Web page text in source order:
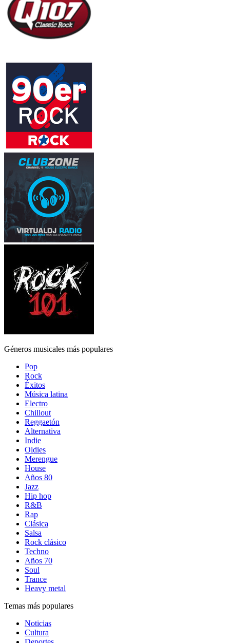
Géneros musicales más populares
Pop
Rock
Éxitos
Música latina
Electro
Chillout
Reggaetón
Alternativa
Indie
Oldies
Merengue
House
Años 80
Jazz
Hip hop
R&B
Rap
Clásica
Salsa
Rock clásico
Techno
Años 70
Soul
Trance
Heavy metal
Temas más populares
Noticias
Cultura